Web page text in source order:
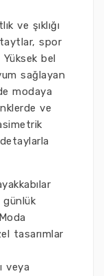
ve şıklığı
spor
Yüksek bel
sağlayan
modaya
ve
tasarımlar
veya